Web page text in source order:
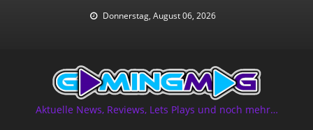
Donnerstag, August 06, 2026
Aktuelle News, Reviews, Lets Plays und noch mehr…